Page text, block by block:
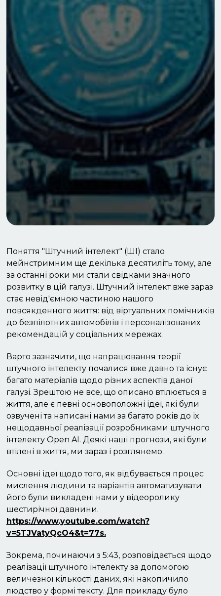
Поняття "Штучний інтелект" (ШІ) стало
мейнстримним ще декілька десятиліть тому, але
за останні роки ми стали свідками значного
розвитку в цій галузі. Штучний інтелект вже зараз
стає невід'ємною частиною нашого
повсякденного життя: від віртуальних помічників
до безпілотних автомобілів і персоналізованих
рекомендацій у соціальних мережах.
Варто зазначити, що напрацювання теорії
штучного інтелекту почалися вже давно та існує
багато матеріалів щодо різних аспектів даної
галузі. Зрештою не все, що описано втілюється в
життя, але є певні основоположні ідеї, які були
озвучені та написані нами за багато років до їх
нещодавньої реалізації розробниками штучного
інтелекту Open AI. Деякі наші прогнози, які були
втілені в життя, ми зараз і розглянемо.
Основні ідеї щодо того, як відбувається процес
мислення людини та варіантів автоматизувати
його були викладені нами у відеоролику
шестирічної давнини.
https://www.youtube.com/watch?
v=5TJVatyQcO4&t=77s.
Зокрема, починаючи з 5:43, розповідається щодо
реалізації штучного інтелекту за допомогою
величезної кількості даних, які накопичило
людство у формі тексту. Для прикладу було